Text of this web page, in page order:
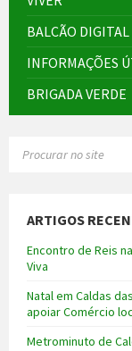
BALCÃO DIGITAL
INFORMAÇÕES
BRIGADA VERDE
ARTIGOS
Encontro de Reis
Viva
Natal em Caldas
apoiar Comércio
Metrominuto de